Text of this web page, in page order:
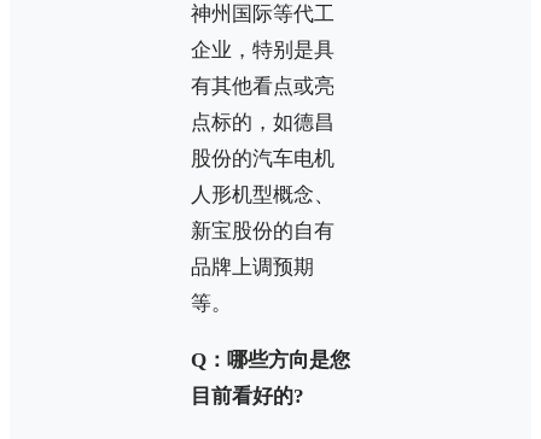
神州国际等代工
企业，特别是具
有其他看点或亮
点标的，如德昌
股份的汽车电机
人形机型概念、
新宝股份的自有
品牌上调预期
等。
Q：哪些方向是您
目前看好的?